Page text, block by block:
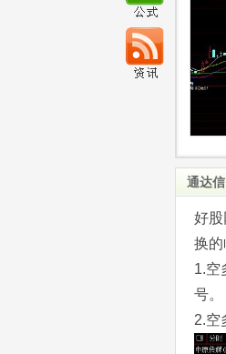
通达
好
换
1.空
号。
2.空